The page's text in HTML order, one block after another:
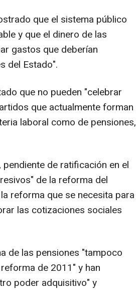
que el sistema público
y que el dinero de las
gastos que deberían
del Estado".
que no pueden "celebrar
que actualmente forman
laboral como de pensiones,
de ratificación en el
de la reforma del
reforma que se necesita para
las cotizaciones sociales
de las pensiones "tampoco
de 2011" y han
poder adquisitivo" y